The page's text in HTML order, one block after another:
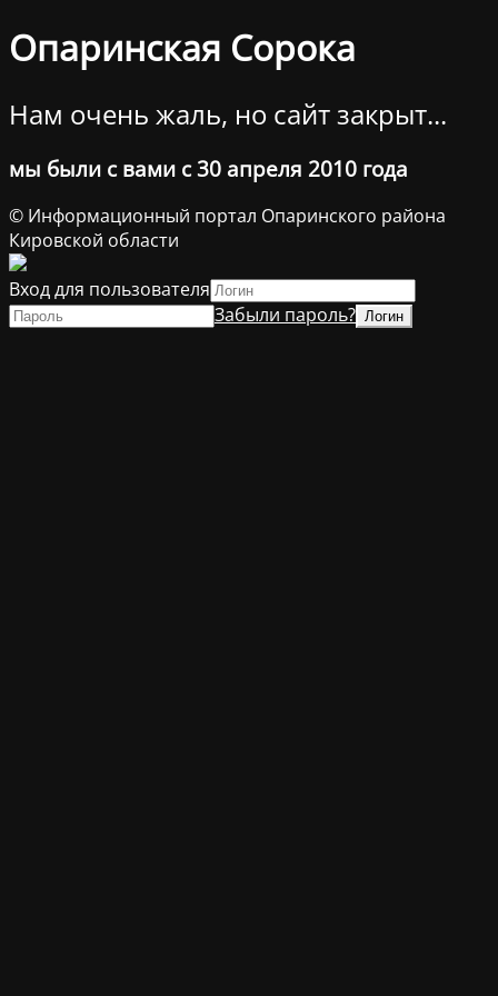
Опаринская Сорока
Нам очень жаль, но сайт закрыт...
мы были с вами с 30 апреля 2010 года
© Информационный портал Опаринского района
Кировской области
Вход для пользователя
Забыли пароль?